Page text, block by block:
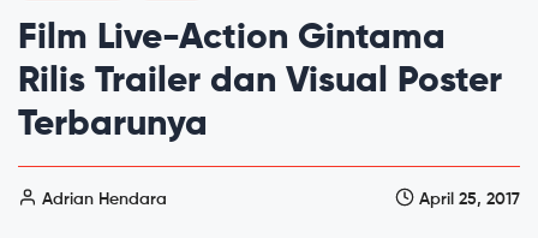
Film Live-Action Gintama
Rilis Trailer dan Visual Poster
Terbarunya
Adrian Hendara April 25, 2017